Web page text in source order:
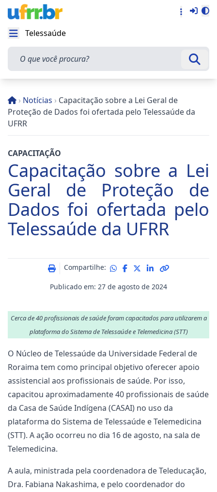
Abrir menu
Telessaúde
O que você procura?
› Notícias › Capacitação sobre a Lei Geral de
Proteção de Dados foi ofertada pelo Telessaúde da
UFRR
CAPACITAÇÃO
Capacitação sobre a Lei
Geral de Proteção de
Dados foi ofertada pelo
Telessaúde da UFRR
Publicado em: 27 de agosto de 2024
Compartilhe:
Cerca de 40 profissionais de saúde foram capacitados para utilizarem a
plataforma do Sistema de Telessaúde e Telemedicina (STT)
O Núcleo de Telessaúde da Universidade Federal de
Roraima tem como principal objetivo oferecer apoio
assistencial aos profissionais de saúde. Por isso,
capacitou aproximadamente 40 profissionais de saúde
da Casa de Saúde Indígena (CASAI) no uso da
plataforma do Sistema de Telessaúde e Telemedicina
(STT). A ação ocorreu no dia 16 de agosto, na sala de
Telemedicina.
A aula, ministrada pela coordenadora de Teleducação,
Dra. Fabiana Nakashima, e pelo coordenador do